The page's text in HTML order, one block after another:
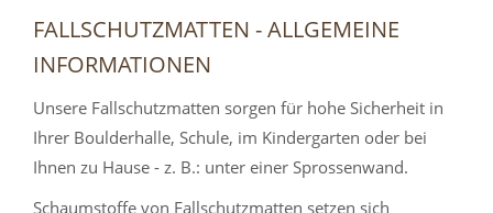
FALLSCHUTZMATTEN - ALLGEMEINE
INFORMATIONEN
Unsere Fallschutzmatten sorgen für hohe Sicherheit in
Ihrer Boulderhalle, Schule, im Kindergarten oder bei
Ihnen zu Hause - z. B.: unter einer Sprossenwand.
Schaumstoffe von Fallschutzmatten setzen sich